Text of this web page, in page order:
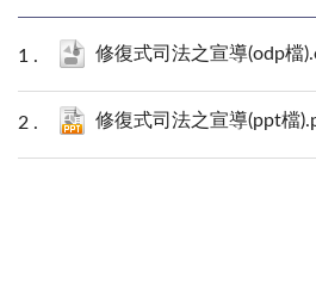
修復式司法之宣導(odp檔
修復式司法之宣導(ppt檔